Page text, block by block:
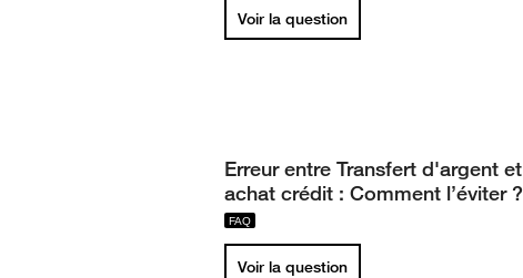
Voir la question
Erreur entre Transfert d'argent et
achat crédit : Comment l’éviter ?
Voir la question